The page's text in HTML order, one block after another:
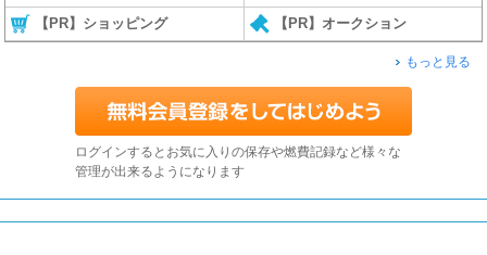
【PR】ショッピング 【PR】オークション
もっと見る
ログインするとお気に入りの保存や燃費記録など様々な
管理が出来るようになります